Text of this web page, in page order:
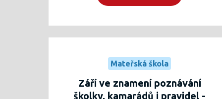
Mateřská škola
Září ve znamení poznávání
školky, kamarádů i pravidel -